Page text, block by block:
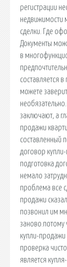
регистрации
недвижимости
сделки. Где
Документы
в
составляется
можете
заключают, а
продажи
составленный
договор
подготовка
немало
проблема все
продажи
позвонил им
заново.потому
купли-продажи
проверка
является